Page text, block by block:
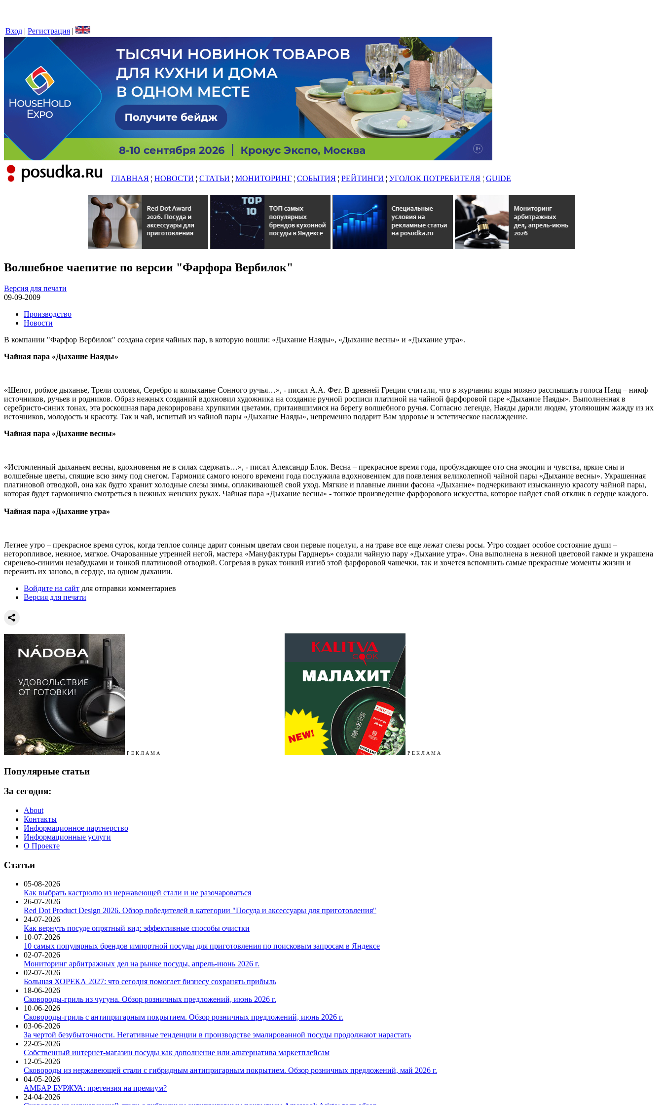
Вход | Регистрация |
ГЛАВНАЯ ¦ НОВОСТИ ¦ СТАТЬИ ¦ МОНИТОРИНГ ¦ СОБЫТИЯ ¦ РЕЙТИНГИ ¦ УГОЛОК ПОТРЕБИТЕЛЯ ¦ GUIDE
Волшебное чаепитие по версии "Фарфора Вербилок"
Версия для печати
09-09-2009
Производство
Новости
В компании "Фарфор Вербилок" создана серия чайных пар, в которую вошли: «Дыхание Наяды», «Дыхание весны» и «Дыхание утра».
Чайная пара «Дыхание Наяды»
«Шепот, робкое дыханье, Трели соловья, Серебро и колыханье Сонного ручья…», - писал А.А. Фет. В древней Греции считали, что в журчании воды можно расслышать голоса Наяд – нимф
источников, ручьев и родников. Образ нежных созданий вдохновил художника на создание ручной росписи платиной на чайной фарфоровой паре «Дыхание Наяды». Выполненная в
серебристо-синих тонах, эта роскошная пара декорирована хрупкими цветами, притаившимися на берегу волшебного ручья. Согласно легенде, Наяды дарили людям, утоляющим жажду из их
источников, молодость и красоту. Так и чай, испитый из чайной пары «Дыхание Наяды», непременно подарит Вам здоровье и эстетическое наслаждение.
Чайная пара «Дыхание весны»
«Истомленный дыханьем весны, вдохновенья не в силах сдержать…», - писал Александр Блок. Весна – прекрасное время года, пробуждающее ото сна эмоции и чувства, яркие сны и
волшебные цветы, спящие всю зиму под снегом. Гармония самого юного времени года послужила вдохновением для появления великолепной чайной пары «Дыхание весны». Украшенная
платиновой отводкой, она как будто хранит холодные слезы зимы, оплакивающей свой уход. Мягкие и плавные линии фасона «Дыхание» подчеркивают изысканную красоту чайной пары,
которая будет гармонично смотреться в нежных женских руках. Чайная пара «Дыхание весны» - тонкое произведение фарфорового искусства, которое найдет свой отклик в сердце каждого.
Чайная пара «Дыхание утра»
Летнее утро – прекрасное время суток, когда теплое солнце дарит сонным цветам свои первые поцелуи, а на траве все еще лежат слезы росы. Утро создает особое состояние души –
неторопливое, нежное, мягкое. Очарованные утренней негой, мастера «Мануфактуры Гарднеръ» создали чайную пару «Дыхание утра». Она выполнена в нежной цветовой гамме и украшена
сиренево-синими незабудками и тонкой платиновой отводкой. Согревая в руках тонкий изгиб этой фарфоровой чашечки, так и хочется вспомнить самые прекрасные моменты жизни и
пережить их заново, в сердце, на одном дыхании.
Войдите на сайт для отправки комментариев
Версия для печати
Р Е К Л А М А Р Е К Л А М А
Популярные статьи
За сегодня:
About
Контакты
Информационное партнерство
Информационные услуги
О Проекте
Статьи
05-08-2026
Как выбрать кастрюлю из нержавеющей стали и не разочароваться
26-07-2026
Red Dot Product Design 2026. Обзор победителей в категории "Посуда и аксессуары для приготовления"
24-07-2026
Как вернуть посуде опрятный вид: эффективные способы очистки
10-07-2026
10 самых популярных брендов импортной посуды для приготовления по поисковым запросам в Яндексе
02-07-2026
Мониторинг арбитражных дел на рынке посуды, апрель-июнь 2026 г.
02-07-2026
Большая ХОРЕКА 2027: что сегодня помогает бизнесу сохранять прибыль
18-06-2026
Сковороды-гриль из чугуна. Обзор розничных предложений, июнь 2026 г.
10-06-2026
Сковороды-гриль с антипригарным покрытием. Обзор розничных предложений, июнь 2026 г.
03-06-2026
За чертой безубыточности. Негативные тенденции в производстве эмалированной посуды продолжают нарастать
22-05-2026
Собственный интернет-магазин посуды как дополнение или альтернатива маркетплейсам
12-05-2026
Сковороды из нержавеющей стали с гибридным антипригарным покрытием. Обзор розничных предложений, май 2026 г.
04-05-2026
АМБАР БУРЖУА: претензия на премиум?
24-04-2026